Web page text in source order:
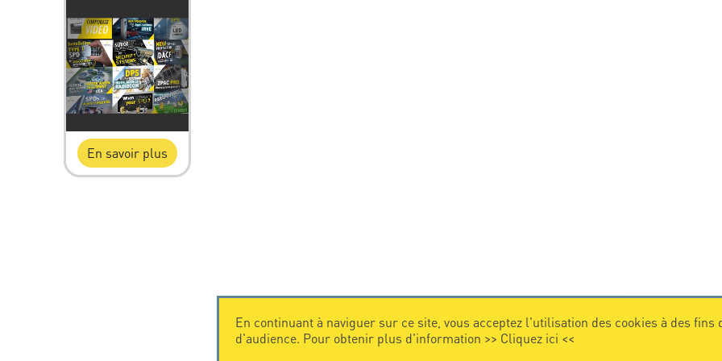
En savoir plus
En continuant à naviguer sur ce site, vous acceptez l'utilisation des cookies à des fins
d'audience. Pour obtenir plus d'information >> Cliquez ici <<